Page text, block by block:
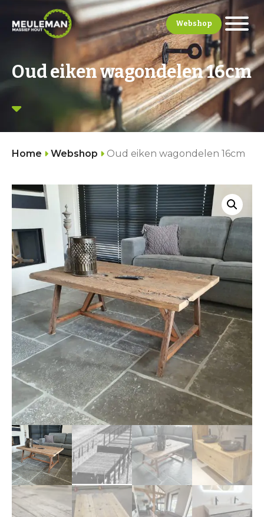
Webshop
Oud eiken wagondelen 16cm
Home Webshop Oud eiken wagondelen 16cm